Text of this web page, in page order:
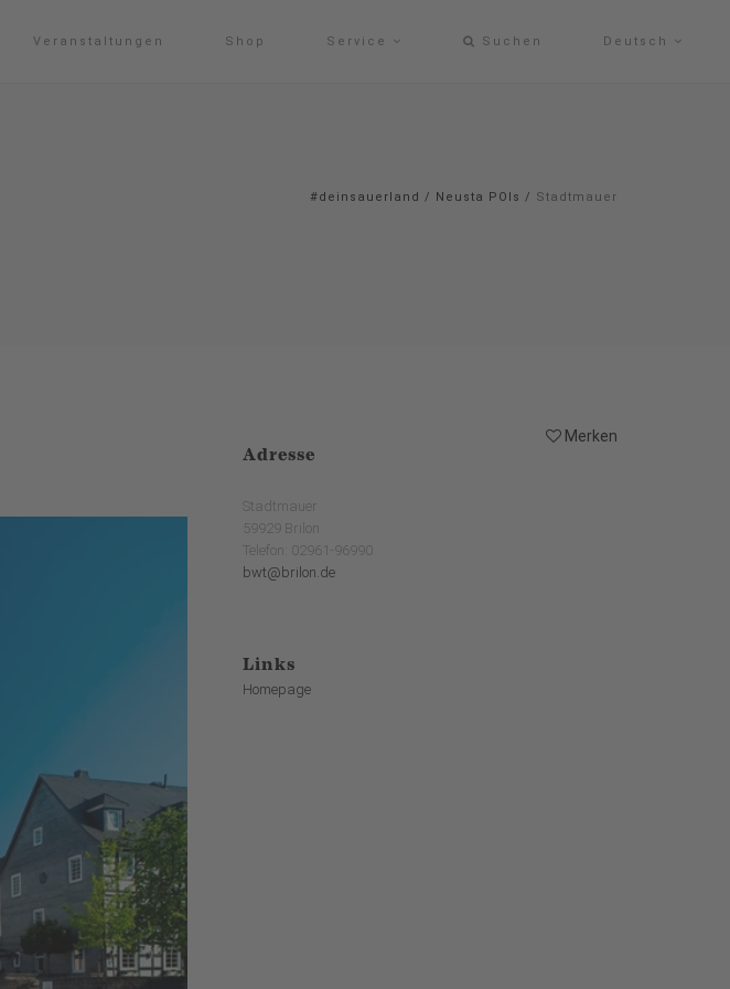
Veranstaltungen Shop Service Suchen Deutsch
#deinsauerland / Neusta POIs / Stadtmauer
Merken
Adresse
Stadtmauer
59929 Brilon
Telefon: 02961-96990
bwt@brilon.de
Links
Homepage